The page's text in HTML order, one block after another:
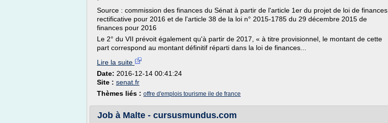
Source : commission des finances du Sénat à partir de l'article 1er du projet de loi de finances
rectificative pour 2016 et de l'article 38 de la loi n° 2015-1785 du 29 décembre 2015 de
finances pour 2016
Le 2° du VII prévoit également qu'à partir de 2017, « à titre provisionnel, le montant de cette
part correspond au montant définitif réparti dans la loi de finances...
Lire la suite
Date: 2016-12-14 00:41:24
Site : senat.fr
Thèmes liés : offre d'emplois tourisme ile de france
Job à Malte - cursusmundus.com